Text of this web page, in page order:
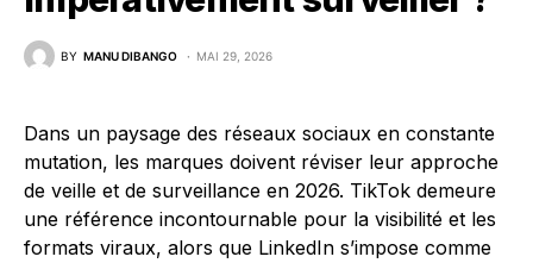
BY MANU DIBANGO MAI 29, 2026
Dans un paysage des réseaux sociaux en constante
mutation, les marques doivent réviser leur approche
de veille et de surveillance en 2026. TikTok demeure
une référence incontournable pour la visibilité et les
formats viraux, alors que LinkedIn s’impose comme